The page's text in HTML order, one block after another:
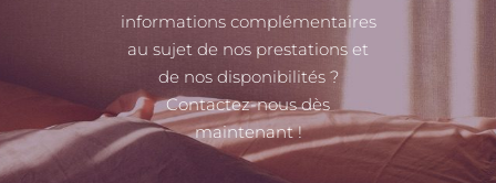
informations complémentaires
au sujet de nos prestations et
de nos disponibilités ?
Contactez-nous dès
maintenant !